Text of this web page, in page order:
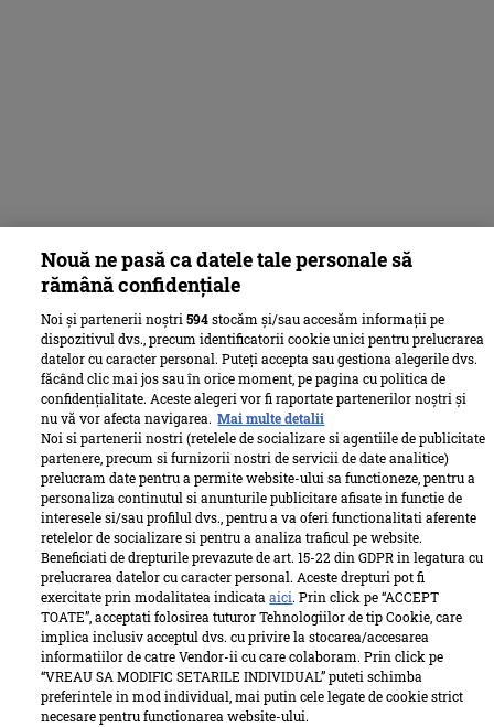
Nouă ne pasă ca datele tale personale să
rămână confidențiale
Noi și partenerii noștri594stocăm și/sau accesăm informații pe
dispozitivul dvs., precum identificatorii cookie unici pentru prelucrarea
datelor cu caracter personal. Puteți accepta sau gestiona alegerile dvs.
făcând clic mai jos sau în orice moment, pe pagina cu politica de
confidențialitate. Aceste alegeri vor fi raportate partenerilor noștri și
nu vă vor afecta navigarea. Mai multe detalii
Noi si partenerii nostri (retelele de socializare si agentiile de publicitate
partenere, precum si furnizorii nostri de servicii de date analitice)
prelucram date pentru a permite website-ului sa functioneze, pentru a
personaliza continutul si anunturile publicitare afisate in functie de
interesele si/sau profilul dvs., pentru a va oferi functionalitati aferente
retelelor de socializare si pentru a analiza traficul pe website.
Beneficiati de drepturile prevazute de art. 15-22 din GDPR in legatura cu
prelucrarea datelor cu caracter personal. Aceste drepturi pot fi
exercitate prin modalitatea indicataaici. Prin click pe “ACCEPT
TOATE”, acceptati folosirea tuturor Tehnologiilor de tip Cookie, care
implica inclusiv acceptul dvs. cu privire la stocarea/accesarea
informatiilor de catre Vendor-ii cu care colaboram. Prin click pe
“VREAU SA MODIFIC SETARILE INDIVIDUAL” puteti schimba
preferintele in mod individual, mai putin cele legate de cookie strict
necesare pentru functionarea website-ului.